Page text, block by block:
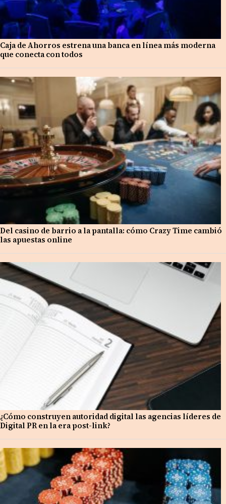
Caja de Ahorros estrena una banca en línea más moderna
que conecta con todos
Del casino de barrio a la pantalla: cómo Crazy Time cambió
las apuestas online
¿Cómo construyen autoridad digital las agencias líderes de
Digital PR en la era post-link?